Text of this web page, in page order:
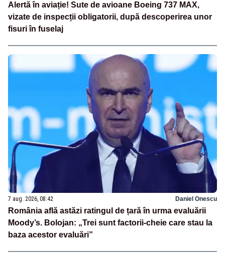
Alertă în aviație! Sute de avioane Boeing 737 MAX,
vizate de inspecții obligatorii, după descoperirea unor
fisuri în fuselaj
7 aug. 2026, 08:42 Daniel Onescu
România află astăzi ratingul de țară în urma evaluării
Moody’s. Bolojan: „Trei sunt factorii-cheie care stau la
baza acestor evaluări”